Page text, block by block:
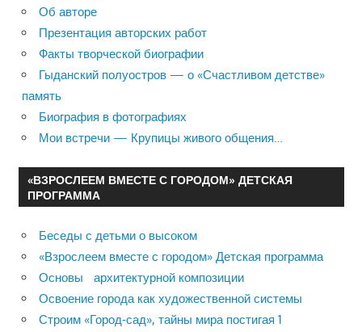
Об авторе
Презентация авторских работ
Факты творческой биографии
Гыданский полуостров — о «Счастливом детстве»
память
Биография в фотографиях
Мои встречи — Крупицы живого общения…
«ВЗРОСЛЕЕМ ВМЕСТЕ С ГОРОДОМ» ДЕТСКАЯ
ПРОГРАММА
Беседы с детьми о высоком
«Взрослеем вместе с городом» Детская программа
Основы архитектурной композиции
Освоение города как художественной системы
Строим «Город-сад», тайны мира постигая 1